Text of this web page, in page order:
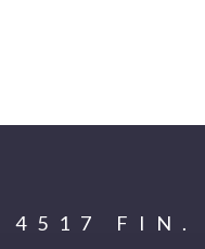
4517 FIN.